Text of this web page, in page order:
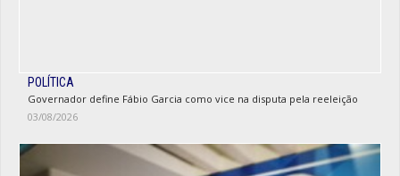
POLÍTICA
Governador define Fábio Garcia como vice na disputa pela reeleição
03/08/2026